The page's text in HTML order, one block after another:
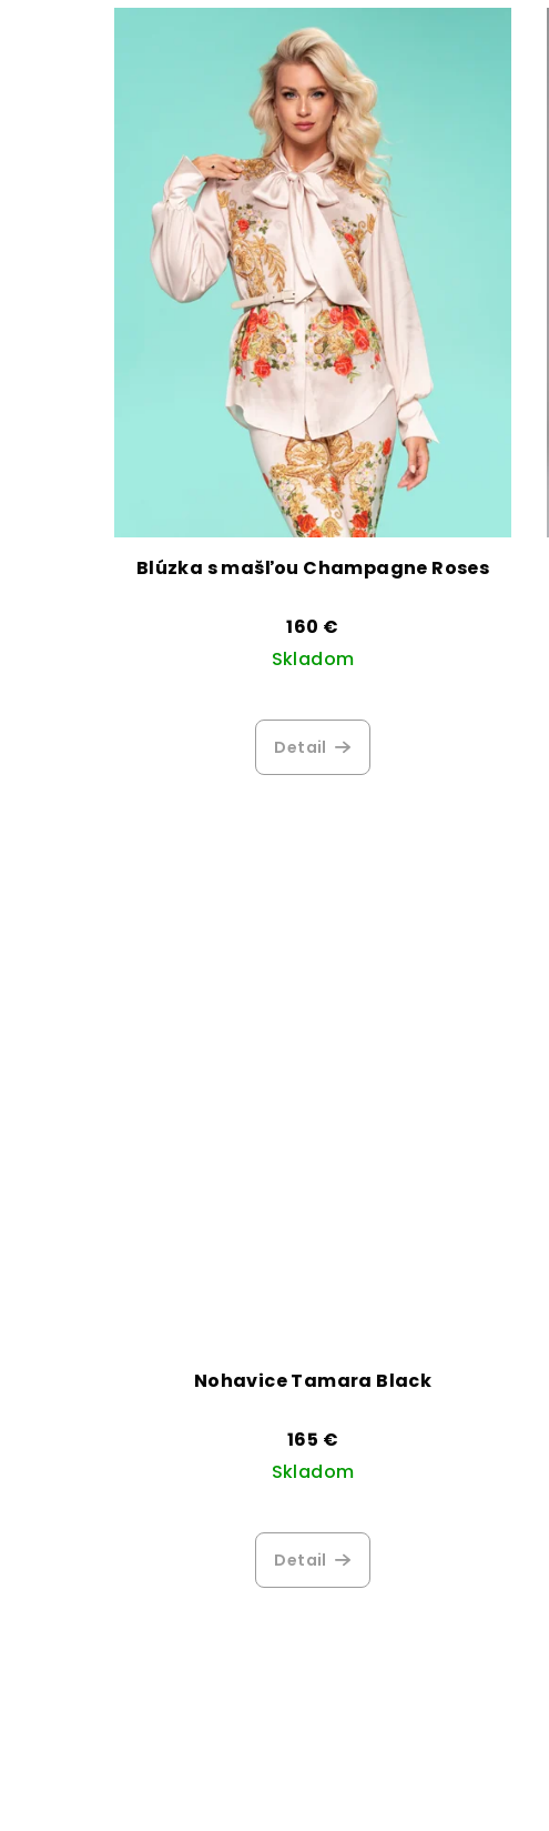
Blúzka s mašľou Champagne Roses
160 €
Skladom
hodnotenie
produktu
je
Detail
Nohavice Tamara Black
165 €
Skladom
Detail